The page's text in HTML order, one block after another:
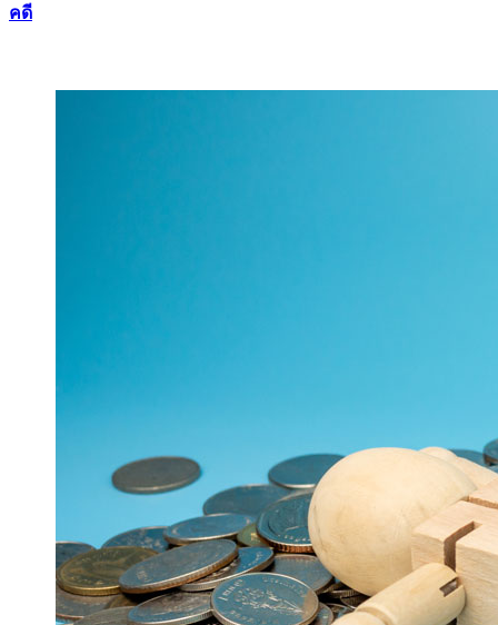
คดี